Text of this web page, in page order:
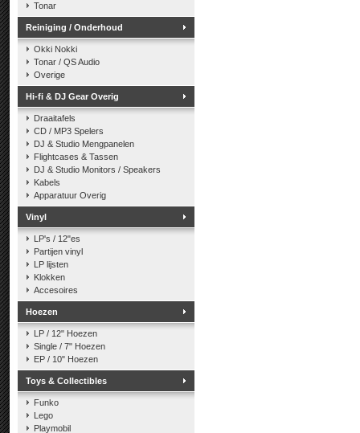
Tonar
Reiniging / Onderhoud
Okki Nokki
Tonar / QS Audio
Overige
Hi-fi & DJ Gear Overig
Draaitafels
CD / MP3 Spelers
DJ & Studio Mengpanelen
Flightcases & Tassen
DJ & Studio Monitors / Speakers
Kabels
Apparatuur Overig
Vinyl
LP's / 12"es
Partijen vinyl
LP lijsten
Klokken
Accesoires
Hoezen
LP / 12" Hoezen
Single / 7" Hoezen
EP / 10" Hoezen
Toys & Collectibles
Funko
Lego
Playmobil